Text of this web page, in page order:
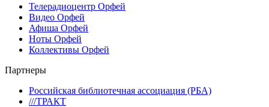
Телерадиоцентр Орфей
Видео Орфей
Афиша Орфей
Ноты Орфей
Коллективы Орфей
Партнеры
Российская библиотечная ассоциация (РБА)
///ТРАКТ